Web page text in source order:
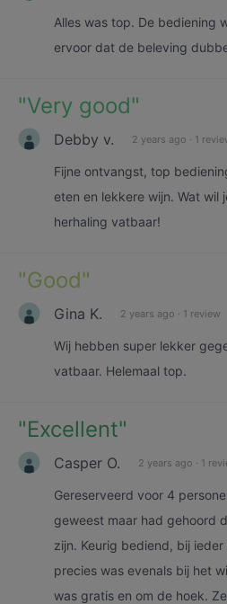
Alles was top. De bediening
ervoor dat de beleving
"Very good"
Debby v. 2 years ago · 1
Fijne ontvangst, top
eten en lekkere wijn. Wat wil
herhaling vatbaar!
"Good"
Gina K. 2 years ago · 1 review
Wij hebben super lekker
vatbaar. Helemaal top.
"Excellent"
Casper O. 2 years ago · 1
Gereserveerd voor 4
geweest maar had gehoord
zijn. Keurig bediend, bij
precies was evenals bij het
was gratis en om de hoek.